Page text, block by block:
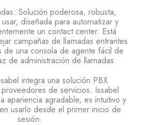
Solución poderosa, robusta,
diseñada para automatizar y
un contact center. Está
campañas de llamadas entrantes
de una consola de agente fácil de
de administración de llamadas.
integra una solución PBX
de servicios. Issabel
apariencia agradable, es intuitivo y
usarlo desde el primer inicio de
sesión.